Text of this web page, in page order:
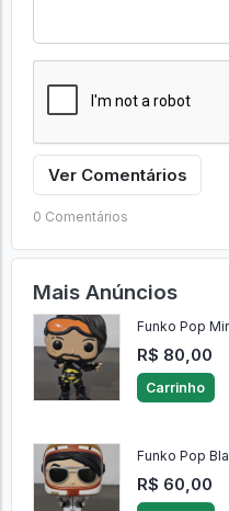
Ver Comentários
0 Comentários
Mais Anúncios
Funko Pop
R$ 80,00
Carrinho
Funko Pop
R$ 60,00